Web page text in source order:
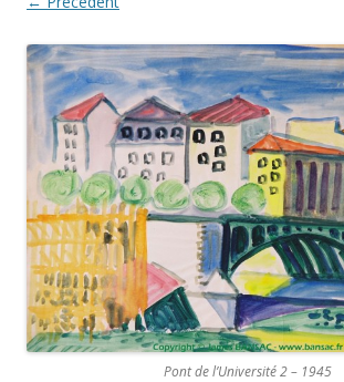
Pont de l’Université 2 – 1945